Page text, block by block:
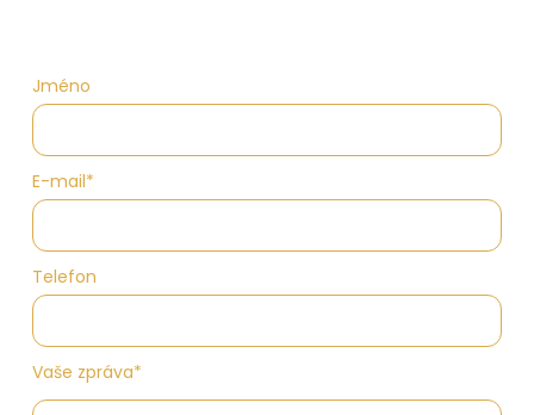
Jméno
E-mail*
Telefon
Vaše zpráva*